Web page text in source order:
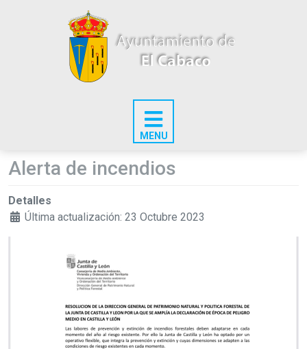
Alerta de incendios
Detalles
Última actualización: 23 Octubre 2023